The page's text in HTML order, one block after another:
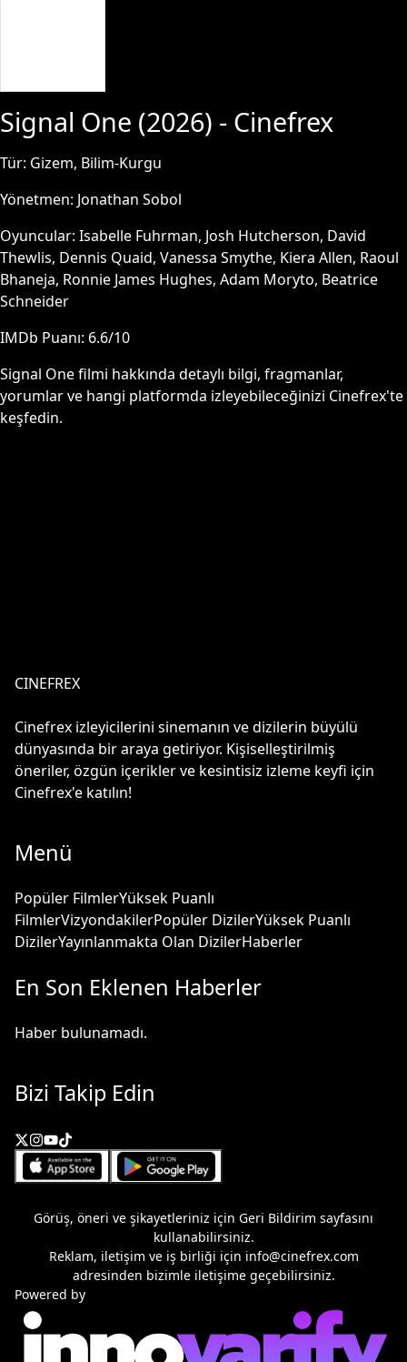
Signal One (2026) - Cinefrex
Tür: Gizem, Bilim-Kurgu
Yönetmen: Jonathan Sobol
Oyuncular: Isabelle Fuhrman, Josh Hutcherson, David
Thewlis, Dennis Quaid, Vanessa Smythe, Kiera Allen, Raoul
Bhaneja, Ronnie James Hughes, Adam Moryto, Beatrice
Schneider
IMDb Puanı: 6.6/10
Signal Onefilmi hakkında detaylı bilgi, fragmanlar,
yorumlar ve hangi platformda izleyebileceğinizi Cinefrex'te
keşfedin.
CINEFREX
Cinefrex izleyicilerini sinemanın ve dizilerin büyülü
dünyasında bir araya getiriyor. Kişiselleştirilmiş
öneriler, özgün içerikler ve kesintisiz izleme keyfi için
Cinefrex'e katılın!
Menü
Popüler FilmlerYüksek Puanlı
FilmlerVizyondakilerPopüler DizilerYüksek Puanlı
DizilerYayınlanmakta Olan DizilerHaberler
En Son Eklenen Haberler
Haber bulunamadı.
Bizi Takip Edin
Görüş, öneri ve şikayetleriniz için Geri Bildirim sayfasını
kullanabilirsiniz.
Reklam, iletişim ve iş birliği için info@cinefrex.com
adresinden bizimle iletişime geçebilirsiniz.
Powered by